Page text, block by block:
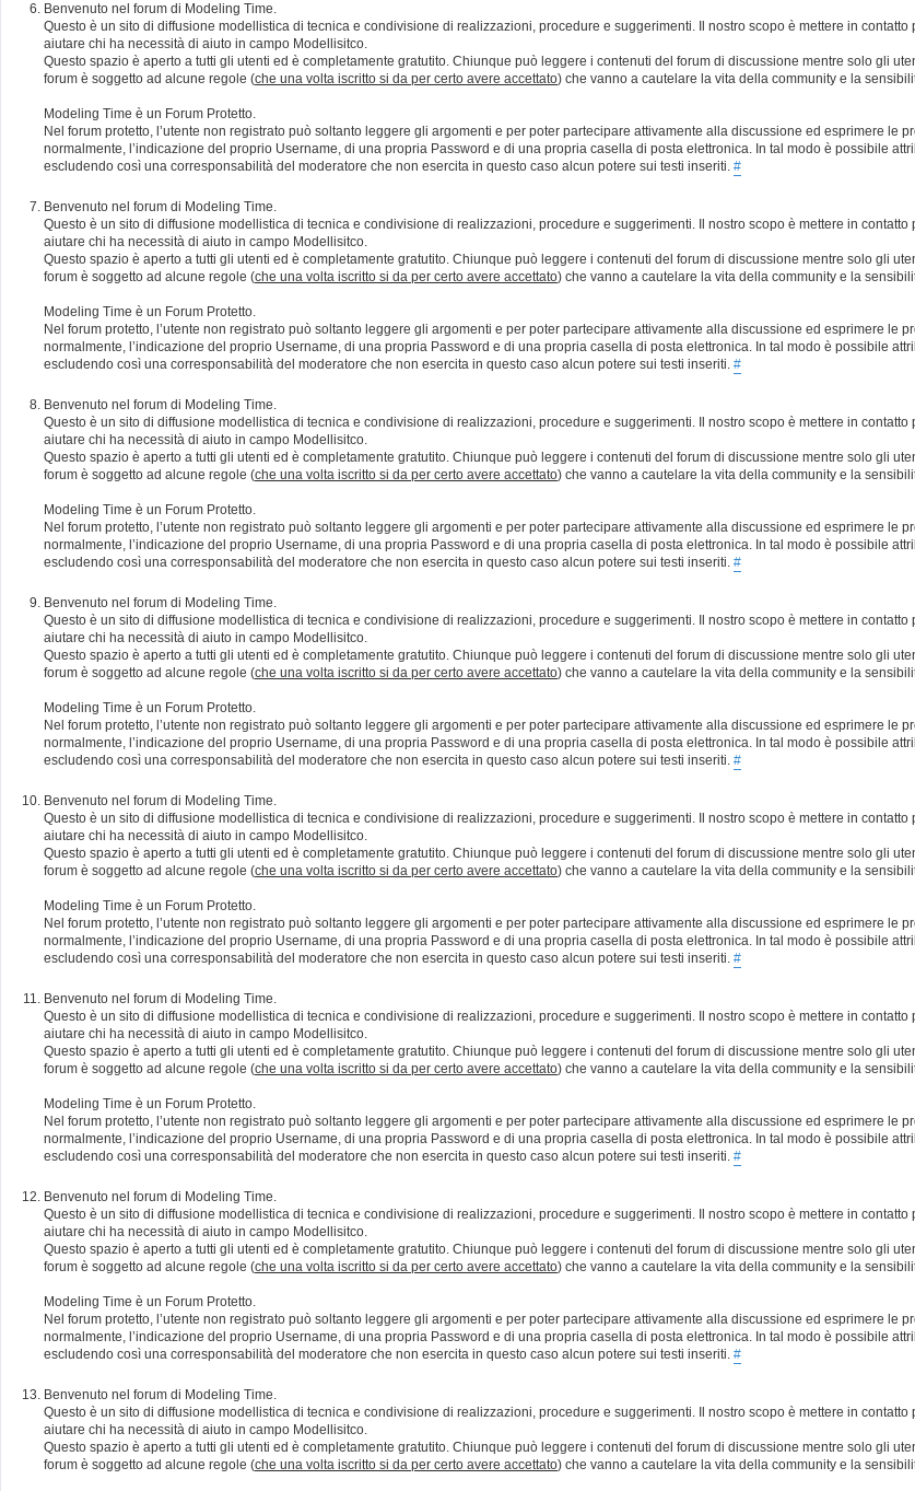
Benvenuto nel forum di Modeling Time.
Questo è un sito di diffusione modellistica di tecnica e condivisione di realizzazioni, procedure e suggerimenti. Il nostro scopo è mettere in
aiutare chi ha necessità di aiuto in campo Modellisitco.
Questo spazio è aperto a tutti gli utenti ed è completamente gratutito. Chiunque può leggere i contenuti del forum di discussione mentre solo gli
forum è soggetto ad alcune regole (che una volta iscritto si da per certo avere accettato) che vanno a cautelare la vita della community e la
Modeling Time è un Forum Protetto.
Nel forum protetto, l’utente non registrato può soltanto leggere gli argomenti e per poter partecipare attivamente alla discussione ed esprimere le
normalmente, l’indicazione del proprio Username, di una propria Password e di una propria casella di posta elettronica. In tal modo è possibile
escludendo così una corresponsabilità del moderatore che non esercita in questo caso alcun potere sui testi inseriti. #
Benvenuto nel forum di Modeling Time.
Questo è un sito di diffusione modellistica di tecnica e condivisione di realizzazioni, procedure e suggerimenti. Il nostro scopo è mettere in
aiutare chi ha necessità di aiuto in campo Modellisitco.
Questo spazio è aperto a tutti gli utenti ed è completamente gratutito. Chiunque può leggere i contenuti del forum di discussione mentre solo gli
forum è soggetto ad alcune regole (che una volta iscritto si da per certo avere accettato) che vanno a cautelare la vita della community e la
Modeling Time è un Forum Protetto.
Nel forum protetto, l’utente non registrato può soltanto leggere gli argomenti e per poter partecipare attivamente alla discussione ed esprimere le
normalmente, l’indicazione del proprio Username, di una propria Password e di una propria casella di posta elettronica. In tal modo è possibile
escludendo così una corresponsabilità del moderatore che non esercita in questo caso alcun potere sui testi inseriti. #
Benvenuto nel forum di Modeling Time.
Questo è un sito di diffusione modellistica di tecnica e condivisione di realizzazioni, procedure e suggerimenti. Il nostro scopo è mettere in
aiutare chi ha necessità di aiuto in campo Modellisitco.
Questo spazio è aperto a tutti gli utenti ed è completamente gratutito. Chiunque può leggere i contenuti del forum di discussione mentre solo gli
forum è soggetto ad alcune regole (che una volta iscritto si da per certo avere accettato) che vanno a cautelare la vita della community e la
Modeling Time è un Forum Protetto.
Nel forum protetto, l’utente non registrato può soltanto leggere gli argomenti e per poter partecipare attivamente alla discussione ed esprimere le
normalmente, l’indicazione del proprio Username, di una propria Password e di una propria casella di posta elettronica. In tal modo è possibile
escludendo così una corresponsabilità del moderatore che non esercita in questo caso alcun potere sui testi inseriti. #
Benvenuto nel forum di Modeling Time.
Questo è un sito di diffusione modellistica di tecnica e condivisione di realizzazioni, procedure e suggerimenti. Il nostro scopo è mettere in
aiutare chi ha necessità di aiuto in campo Modellisitco.
Questo spazio è aperto a tutti gli utenti ed è completamente gratutito. Chiunque può leggere i contenuti del forum di discussione mentre solo gli
forum è soggetto ad alcune regole (che una volta iscritto si da per certo avere accettato) che vanno a cautelare la vita della community e la
Modeling Time è un Forum Protetto.
Nel forum protetto, l’utente non registrato può soltanto leggere gli argomenti e per poter partecipare attivamente alla discussione ed esprimere le
normalmente, l’indicazione del proprio Username, di una propria Password e di una propria casella di posta elettronica. In tal modo è possibile
escludendo così una corresponsabilità del moderatore che non esercita in questo caso alcun potere sui testi inseriti. #
Benvenuto nel forum di Modeling Time.
Questo è un sito di diffusione modellistica di tecnica e condivisione di realizzazioni, procedure e suggerimenti. Il nostro scopo è mettere in
aiutare chi ha necessità di aiuto in campo Modellisitco.
Questo spazio è aperto a tutti gli utenti ed è completamente gratutito. Chiunque può leggere i contenuti del forum di discussione mentre solo gli
forum è soggetto ad alcune regole (che una volta iscritto si da per certo avere accettato) che vanno a cautelare la vita della community e la
Modeling Time è un Forum Protetto.
Nel forum protetto, l’utente non registrato può soltanto leggere gli argomenti e per poter partecipare attivamente alla discussione ed esprimere le
normalmente, l’indicazione del proprio Username, di una propria Password e di una propria casella di posta elettronica. In tal modo è possibile
escludendo così una corresponsabilità del moderatore che non esercita in questo caso alcun potere sui testi inseriti. #
Benvenuto nel forum di Modeling Time.
Questo è un sito di diffusione modellistica di tecnica e condivisione di realizzazioni, procedure e suggerimenti. Il nostro scopo è mettere in
aiutare chi ha necessità di aiuto in campo Modellisitco.
Questo spazio è aperto a tutti gli utenti ed è completamente gratutito. Chiunque può leggere i contenuti del forum di discussione mentre solo gli
forum è soggetto ad alcune regole (che una volta iscritto si da per certo avere accettato) che vanno a cautelare la vita della community e la
Modeling Time è un Forum Protetto.
Nel forum protetto, l’utente non registrato può soltanto leggere gli argomenti e per poter partecipare attivamente alla discussione ed esprimere le
normalmente, l’indicazione del proprio Username, di una propria Password e di una propria casella di posta elettronica. In tal modo è possibile
escludendo così una corresponsabilità del moderatore che non esercita in questo caso alcun potere sui testi inseriti. #
Benvenuto nel forum di Modeling Time.
Questo è un sito di diffusione modellistica di tecnica e condivisione di realizzazioni, procedure e suggerimenti. Il nostro scopo è mettere in
aiutare chi ha necessità di aiuto in campo Modellisitco.
Questo spazio è aperto a tutti gli utenti ed è completamente gratutito. Chiunque può leggere i contenuti del forum di discussione mentre solo gli
forum è soggetto ad alcune regole (che una volta iscritto si da per certo avere accettato) che vanno a cautelare la vita della community e la
Modeling Time è un Forum Protetto.
Nel forum protetto, l’utente non registrato può soltanto leggere gli argomenti e per poter partecipare attivamente alla discussione ed esprimere le
normalmente, l’indicazione del proprio Username, di una propria Password e di una propria casella di posta elettronica. In tal modo è possibile
escludendo così una corresponsabilità del moderatore che non esercita in questo caso alcun potere sui testi inseriti. #
Benvenuto nel forum di Modeling Time.
Questo è un sito di diffusione modellistica di tecnica e condivisione di realizzazioni, procedure e suggerimenti. Il nostro scopo è mettere in
aiutare chi ha necessità di aiuto in campo Modellisitco.
Questo spazio è aperto a tutti gli utenti ed è completamente gratutito. Chiunque può leggere i contenuti del forum di discussione mentre solo gli
forum è soggetto ad alcune regole (che una volta iscritto si da per certo avere accettato) che vanno a cautelare la vita della community e la